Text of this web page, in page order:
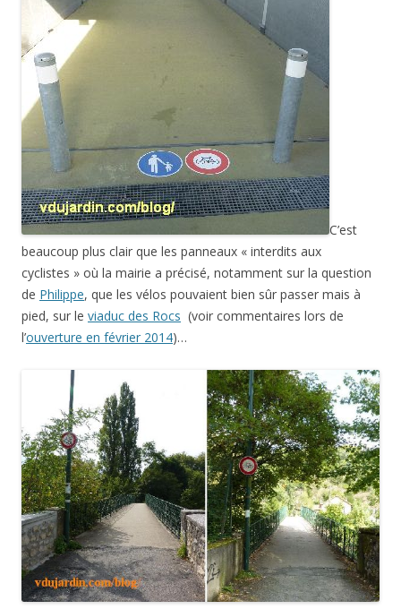
C’est
beaucoup plus clair que les panneaux « interdits aux
cyclistes » où la mairie a précisé, notamment sur la question
de Philippe, que les vélos pouvaient bien sûr passer mais à
pied, sur le viaduc des Rocs (voir commentaires lors de
l’ouverture en février 2014)…